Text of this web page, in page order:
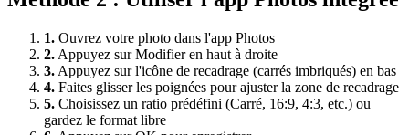
1. Ouvrez votre photo dans l'app Photos
2. Appuyez sur Modifier en haut à droite
3. Appuyez sur l'icône de recadrage (carrés imbriqués) en bas
4. Faites glisser les poignées pour ajuster la zone de recadrage
5. Choisissez un ratio prédéfini (Carré, 16:9, 4:3, etc.) ou
gardez le format libre